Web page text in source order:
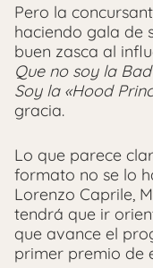
Pero la
haciendo gala de
buen zasca al
Que no soy la
Soy la «Hood
gracia.
Lo que parece
formato no se lo
Lorenzo Caprile,
tendrá que ir
que avance el
primer premio de